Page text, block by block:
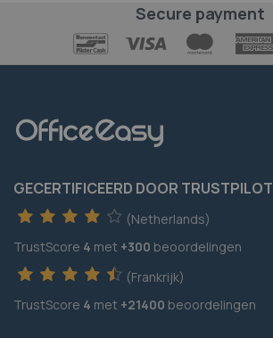
Secure payment
GECERTIFICEERD DOOR TRUSTPILOT
(Netherlands)
TrustScore 4 met +300 beoordelingen
(Frankrijk)
TrustScore 4 met +21400 beoordelingen